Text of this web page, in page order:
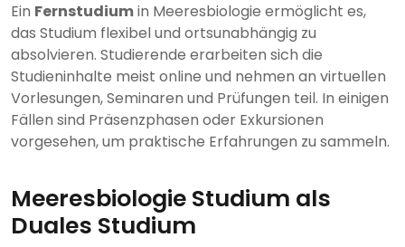
Ein Fernstudiumin Meeresbiologie ermöglicht es,
das Studium flexibel und ortsunabhängig zu
absolvieren. Studierende erarbeiten sich die
Studieninhalte meist online und nehmen an virtuellen
Vorlesungen, Seminaren und Prüfungen teil. In einigen
Fällen sind Präsenzphasen oder Exkursionen
vorgesehen, um praktische Erfahrungen zu sammeln.
Meeresbiologie Studium als
Duales Studium